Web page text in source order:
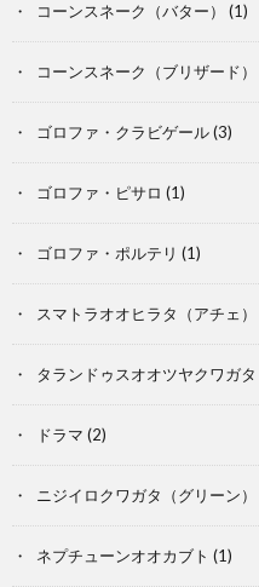
コーンスネーク（バター） (1)
コーンスネーク（ブリザード）
ゴロファ・クラビゲール(3)
ゴロファ・ピサロ (1)
ゴロファ・ポルテリ (1)
スマトラオオヒラタ（アチェ）
タランドゥスオオツヤクワガタ
ドラマ (2)
ニジイロクワガタ（グリーン）
ネプチューンオオカブト (1)